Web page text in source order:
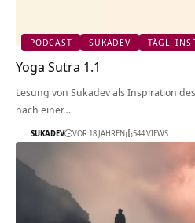
PODCAST SUKADEV TÄGL.
Yoga Sutra 1.1
Lesung von Sukadev als Inspiration
nach einer…
SUKADEV VOR 18 JAHREN 544 VIEWS